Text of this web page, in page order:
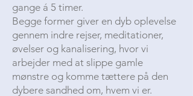
gange á 5 timer.
Begge former giver en dyb oplevelse
gennem indre rejser, meditationer,
øvelser og kanalisering, hvor vi
arbejder med at slippe gamle
mønstre og komme tættere på den
dybere sandhed om, hvem vi er.